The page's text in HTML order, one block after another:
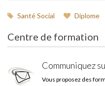
Santé Social Diplome
Centre de formation
Communiquez
Vous proposez des